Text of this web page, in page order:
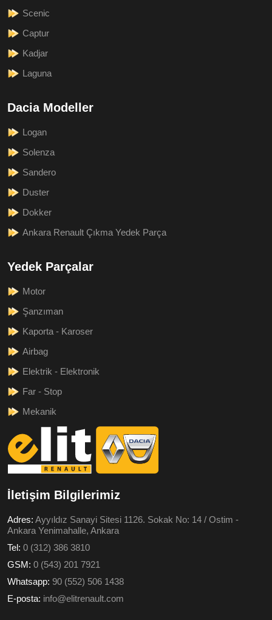
Scenic
Captur
Kadjar
Laguna
Dacia Modeller
Logan
Solenza
Sandero
Duster
Dokker
Ankara Renault Çıkma Yedek Parça
Yedek Parçalar
Motor
Şanzıman
Kaporta - Karoser
Airbag
Elektrik - Elektronik
Far - Stop
Mekanik
İletişim Bilgilerimiz
Adres: Ayyıldız Sanayi Sitesi 1126. Sokak No: 14 / Ostim -
Ankara Yenimahalle, Ankara
Tel: 0 (312) 386 3810
GSM: 0 (543) 201 7921
Whatsapp: 90 (552) 506 1438
E-posta: info@elitrenault.com